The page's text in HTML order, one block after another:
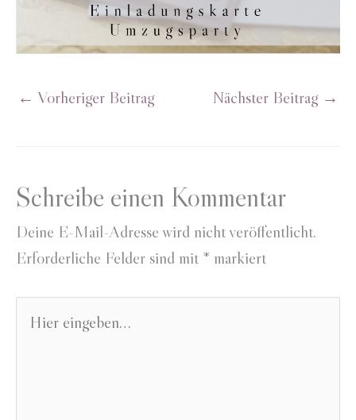
← Vorheriger Beitrag Nächster Beitrag →
Schreibe einen Kommentar
Deine E-Mail-Adresse wird nicht veröffentlicht.
Erforderliche Felder sind mit * markiert
eingeben…